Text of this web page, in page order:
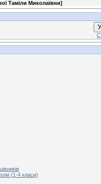
Таміли Миколаївни]
(1-4 класи)